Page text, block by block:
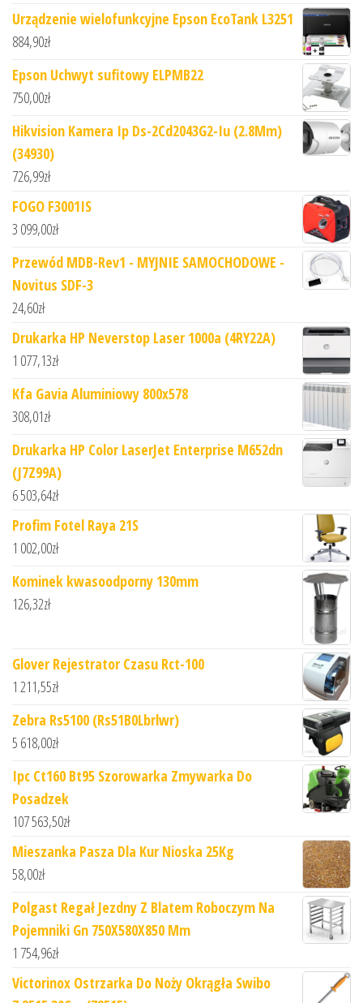
Urządzenie wielofunkcyjne Epson EcoTank L3251
884,90zł
Epson Uchwyt sufitowy ELPMB22
750,00zł
Hikvision Kamera Ip Ds-2Cd2043G2-Iu (2.8Mm)
(34930)
726,99zł
FOGO F3001IS
3 099,00zł
Przewód MDB-Rev1 - MYJNIE SAMOCHODOWE -
Novitus SDF-3
24,60zł
Drukarka HP Neverstop Laser 1000a (4RY22A)
1 077,13zł
Kfa Gavia Aluminiowy 800x578
308,01zł
Drukarka HP Color LaserJet Enterprise M652dn
(J7Z99A)
6 503,64zł
Profim Fotel Raya 21S
1 002,00zł
Kominek kwasoodporny 130mm
126,32zł
Glover Rejestrator Czasu Rct-100
1 211,55zł
Zebra Rs5100 (Rs51B0Lbrlwr)
5 618,00zł
Ipc Ct160 Bt95 Szorowarka Zmywarka Do
Posadzek
107 563,50zł
Mieszanka Pasza Dla Kur Nioska 25Kg
58,00zł
Polgast Regał Jezdny Z Blatem Roboczym Na
Pojemniki Gn 750X580X850 Mm
1 754,96zł
Victorinox Ostrzarka Do Noży Okrągła Swibo